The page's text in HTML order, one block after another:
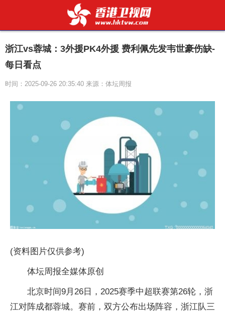
浙江vs蓉城：3外援PK4外援 费利佩先发韦世豪伤缺-
每日看点
时间：2025-09-26 20:35:40 来源：体坛周报
(资料图片仅供参考)
体坛周报全媒体原创
北京时间9月26日，2025赛季中超联赛第26轮，浙
江对阵成都蓉城。赛前，双方公布出场阵容，浙江队三